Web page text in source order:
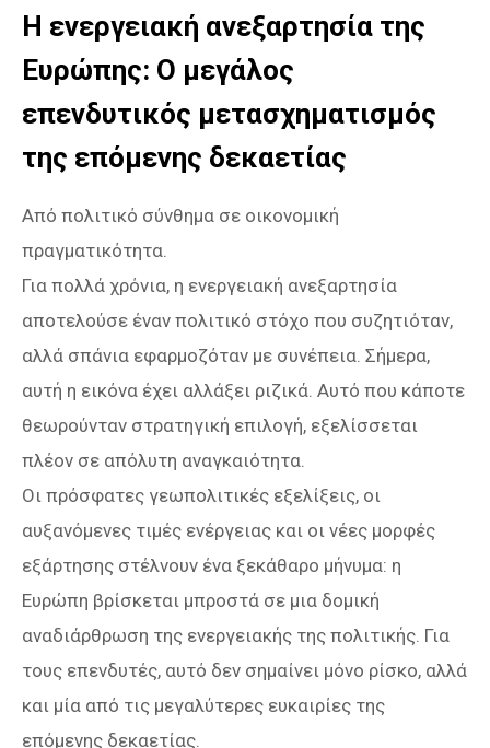
Η ενεργειακή ανεξαρτησία της
Ευρώπης: Ο μεγάλος
επενδυτικός μετασχηματισμός
της επόμενης δεκαετίας
Από πολιτικό σύνθημα σε οικονομική
πραγματικότητα.
Για πολλά χρόνια, η ενεργειακή ανεξαρτησία
αποτελούσε έναν πολιτικό στόχο που συζητιόταν,
αλλά σπάνια εφαρμοζόταν με συνέπεια. Σήμερα,
αυτή η εικόνα έχει αλλάξει ριζικά. Αυτό που κάποτε
θεωρούνταν στρατηγική επιλογή, εξελίσσεται
πλέον σε απόλυτη αναγκαιότητα.
Οι πρόσφατες γεωπολιτικές εξελίξεις, οι
αυξανόμενες τιμές ενέργειας και οι νέες μορφές
εξάρτησης στέλνουν ένα ξεκάθαρο μήνυμα: η
Ευρώπη βρίσκεται μπροστά σε μια δομική
αναδιάρθρωση της ενεργειακής της πολιτικής. Για
τους επενδυτές, αυτό δεν σημαίνει μόνο ρίσκο, αλλά
και μία από τις μεγαλύτερες ευκαιρίες της
επόμενης δεκαετίας.